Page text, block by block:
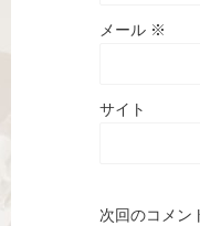
メール ※
サイト
次回のコメン